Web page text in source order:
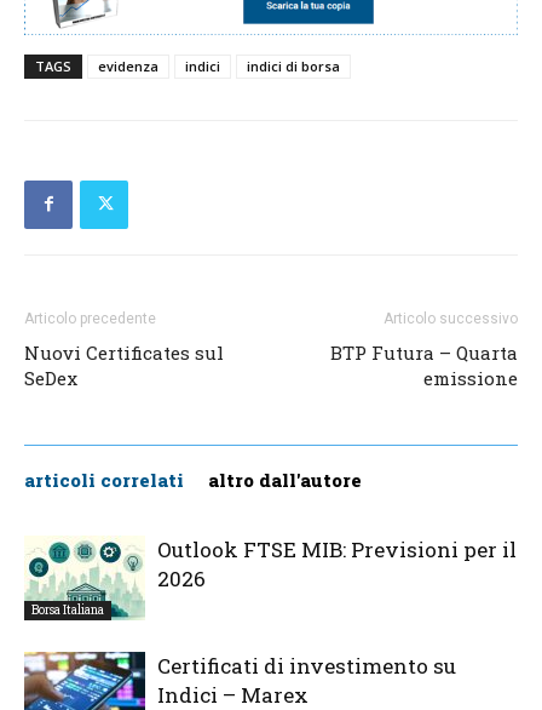
TAGS evidenza indici indici di borsa
Articolo precedente
Nuovi Certificates sul
SeDex
Articolo successivo
BTP Futura – Quarta
emissione
articoli correlati altro dall'autore
Borsa Italiana
Outlook FTSE MIB: Previsioni per il
2026
Certificati di investimento su
Indici – Marex